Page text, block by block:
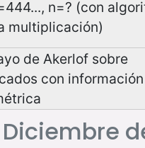
n=? (con
multiplicación)
de Akerlof sobre
con información